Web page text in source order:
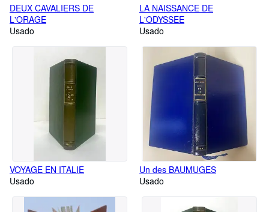
DEUX CAVALIERS DE
L'ORAGE
Usado
LA NAISSANCE DE
L'ODYSSEE
Usado
VOYAGE EN ITALIE
Usado
Un des BAUMUGES
Usado